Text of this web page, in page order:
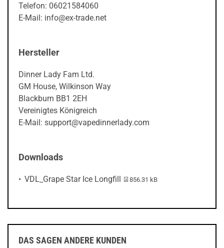
Telefon: 06021584060
E-Mail: info@ex-trade.net
Hersteller
Dinner Lady Fam Ltd.
GM House, Wilkinson Way
Blackburn BB1 2EH
Vereinigtes Königreich
E-Mail: support@vapedinnerlady.com
Downloads
VDL_Grape Star Ice Longfill PDF-Datei:
856.31 kB
DAS SAGEN ANDERE KUNDEN